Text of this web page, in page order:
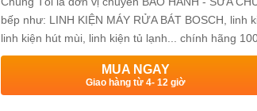
bếp như: LINH KIỆN MÁY RỬA BÁT BOSCH, linh
linh kiện hút mùi, linh kiện tủ lạnh... chính hãng
MUA NGAY
Giao hàng từ 4- 12 giờ